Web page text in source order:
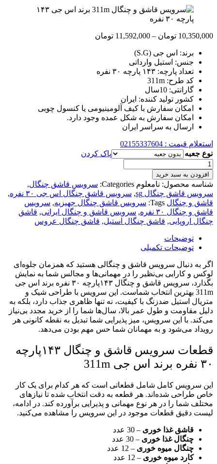
10,350,000 تومان –
11,592,000 تومان
برند: اس جی (S.G)
جنس: استیل وارداتی
تعداد پارچه: ۱۴۳ پارچه ۳۰ نفره
کد طرح: 311m
گارانتی: 10سال
کشور تولید کننده: ایران
امکان سفارش با کیف آلومینیومی یا کنسول چوبی
امکان سفارش به شکل عمده وجود دارد.
ارسال به سراسر ایران
استعلام قیمت : 02155337604
نوع جعبه
پاک کردن
سرویس
قاشق
و
311m
برند
اس
جی
۱۴۳
پارچه
نفره
عدد
افزودن به سبد خرید
شناسه محصول: نامعلوم Categories: سرویس قاشق چنگال,
سرویس قاشق چنگال sg
, سرویس قاشق چنگال اس جی ۳۰ نفره
,
قاشق و چنگال Tags: سرویس قاشق چنگال جهیزیه, سرویس
قاشق و چنگال ۳۰ نفره
, سرویس قاشق و چنگال ایرانی, قاشق
چنگال اروپایی, قاشق چنگال استیل, قاشق چنگال عروس
توضیحات
توضیحات تکمیلی
اگر به دنبال سرویس قاشق و چنگالی هستید که همزمان جلوه‌ای
لوکس و کارایی بی‌نظیر را در مهمانی‌ها و مجالس شما به نمایش
بگذارد، سرویس قاشق و چنگال ۱۴۳پارچه ۳۰ نفره برند اس جی
311m بهترین انتخاب شماست. این سرویس با طراحی شیک و
متریال استیل ضدزنگ با کیفیت، نه تنها ظاهری جذاب دارد، بلکه به
دلیل مقاومت و طول عمر بالا، سال‌ها شما را از خرید مجدد بی‌نیاز
می‌کند. با این سرویس، میز پذیرایی شما تبدیل به نقطه کانونی هر
رویداد می‌شود و به مهمانان شما حس مهم بودن می‌دهد.
قطعات سرویس قاشق و چنگال ۱۴۳پارچه
۳۰ نفره برند اس جی 311m
این سرویس کامل شامل قطعاتی است که هر کدام برای یک کار
خاص طراحی شده‌اند. هر قطعه به دقت انتخاب شده تا نیازهای
مختلف شما را در هر نوع مهمانی و پذیرایی برآورده کند. در ادامه،
لیست دقیق قطعات موجود در این سرویس را مشاهده می‌کنید.
قاشق غذا خوری – 30 عدد
چنگال غذا خوری – 30 عدد
چنگال میوه خوری – 12 عدد
کارد میوه خوری – 12 عدد